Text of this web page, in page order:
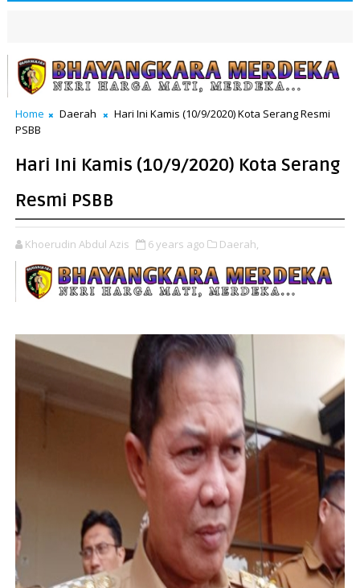
Home Daerah
Hari Ini Kamis (10/9/2020) Kota Serang Resmi
PSBB
Hari Ini Kamis (10/9/2020) Kota Serang
Resmi PSBB
Khoerudin Abdul Azis 6 years ago Daerah,